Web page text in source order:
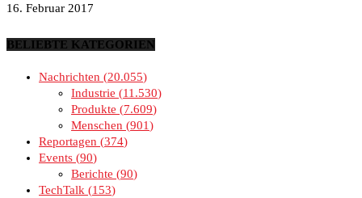
16. Februar 2017
BELIEBTE KATEGORIEN
Nachrichten
20.055
Industrie
11.530
Produkte
7.609
Menschen
901
Reportagen
374
Events 90
Berichte
90
TechTalk
153